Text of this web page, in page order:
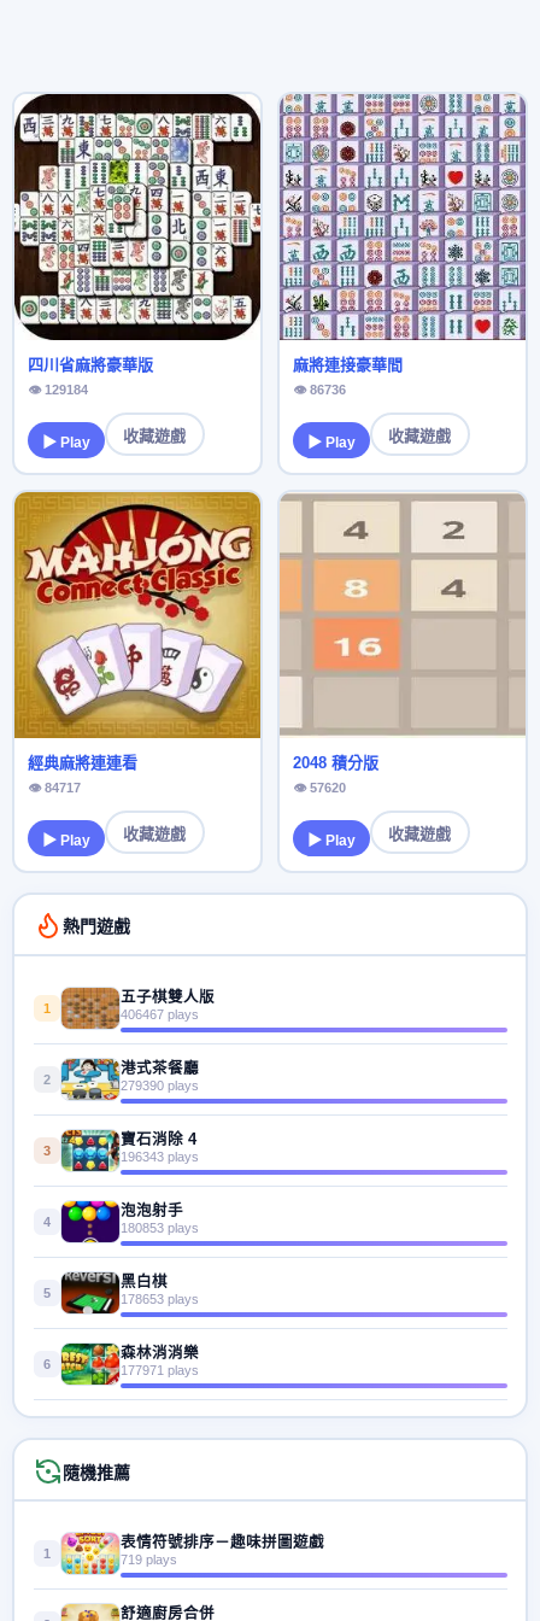
四川省麻將豪華版
👁 129184
▶ Play 收藏遊戲
麻將連接豪華間
👁 86736
▶ Play 收藏遊戲
經典麻將連連看
👁 84717
▶ Play 收藏遊戲
2048 積分版
👁 57620
▶ Play 收藏遊戲
熱門遊戲
1
五子棋雙人版
406467 plays
2
港式茶餐廳
279390 plays
3
寶石消除 4
196343 plays
4
泡泡射手
180853 plays
5
黑白棋
178653 plays
6
森林消消樂
177971 plays
隨機推薦
1
表情符號排序－趣味拼圖遊戲
719 plays
舒適廚房合併